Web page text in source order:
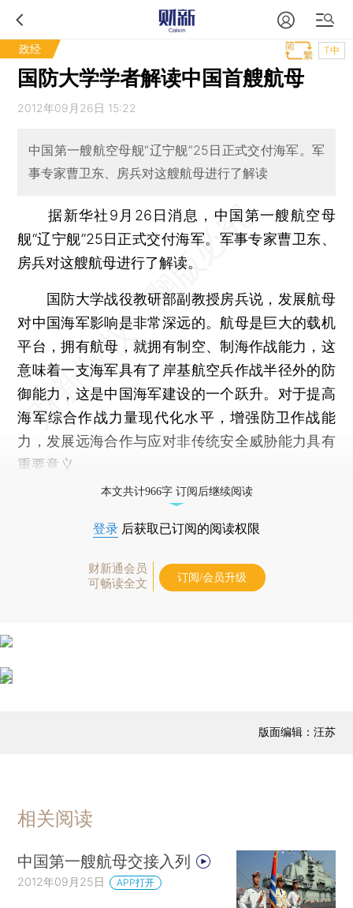
政经 T中
国防大学学者解读中国首艘航母
2012年09月26日 15:22
中国第一艘航空母舰“辽宁舰”25日正式交付海军。军
事专家曹卫东、房兵对这艘航母进行了解读
据新华社9月26日消息，中国第一艘航空母
舰“辽宁舰”25日正式交付海军。军事专家曹卫东、
房兵对这艘航母进行了解读。
国防大学战役教研部副教授房兵说，发展航母
对中国海军影响是非常深远的。航母是巨大的载机
平台，拥有航母，就拥有制空、制海作战能力，这
意味着一支海军具有了岸基航空兵作战半径外的防
御能力，这是中国海军建设的一个跃升。对于提高
海军综合作战力量现代化水平，增强防卫作战能
力，发展远海合作与应对非传统安全威胁能力具有
重要意义。
本文共计966字 订阅后继续阅读
登录 后获取已订阅的阅读权限
财新通会员
可畅读全文
订阅/会员升级
版面编辑：汪苏
相关阅读
中国第一艘航母交接入列
2012年09月25日 APP打开